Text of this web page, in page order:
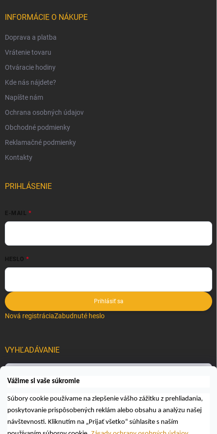
Vážime si vaše súkromie
Súbory cookie používame na zlepšenie vášho zážitku z prehliadania,
poskytovanie prispôsobených reklám alebo obsahu a analýzu našej
návštevnosti. Kliknutím na „Prijať všetko“ súhlasíte s naším
INFORMÁCIE O NÁKUPE
Doprava a platba
Vrátenie tovaru
Otváracie hodiny
Kde nás nájdete?
Napíšte nám
Ochrana osobných údajov
Obchodné podmienky
Reklamačné podmienky
Kontakty
PRIHLÁSENIE
E-MAIL
HESLO
Prihlásiť sa
Nová registráciaZabudnuté heslo
VYHĽADÁVANIE